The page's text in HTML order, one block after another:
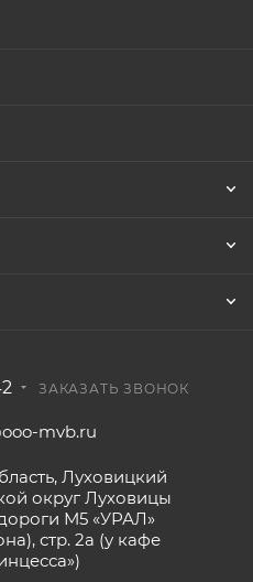
ЗАКАЗАТЬ ЗВОНОК
mvb.ru
Луховицкий
округ Луховицы
М5 «УРАЛ»
стр. 2а (у кафе